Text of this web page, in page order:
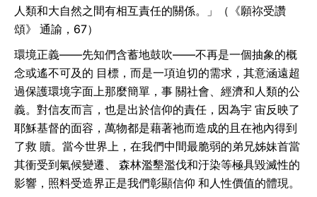
人類和大自然之間有相互責任的關係。」（《願祢受讚
頌》 通諭，67）
環境正義——先知們含蓄地鼓吹——不再是一個抽象的概
念或遙不可及的 目標，而是一項迫切的需求，其意涵遠超
過保護環境字面上那麼簡單，事 關社會、經濟和人類的公
義。對信友而言，也是出於信仰的責任，因為宇 宙反映了
耶穌基督的面容，萬物都是藉著祂而造成的且在祂內得到
了救 贖。當今世界上，在我們中間最脆弱的弟兄姊妹首當
其衝受到氣候變遷、 森林濫墾濫伐和汙染等極具毀滅性的
影響，照料受造界正是我們彰顯信仰 和人性價值的體現。